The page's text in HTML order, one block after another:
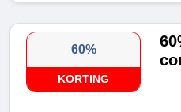
60%
KORTING